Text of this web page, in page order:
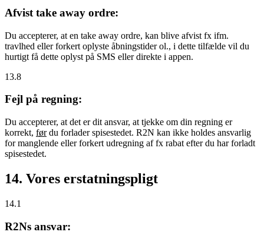
Afvist take away ordre:
Du accepterer, at en take away ordre, kan blive afvist fx ifm.
travlhed eller forkert oplyste åbningstider ol., i dette tilfælde vil du
hurtigt få dette oplyst på SMS eller direkte i appen.
13.8
Fejl på regning:
Du accepterer, at det er dit ansvar, at tjekke om din regning er
korrekt, førdu forlader spisestedet. R2N kan ikke holdes ansvarlig
for manglende eller forkert udregning af fx rabat efter du har forladt
spisestedet.
14. Vores erstatningspligt
14.1
R2Ns ansvar: